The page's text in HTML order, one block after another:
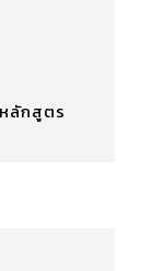
ลักสูตร